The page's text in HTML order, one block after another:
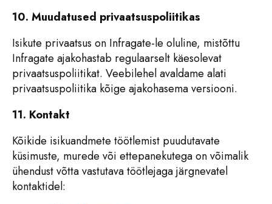
10. Muudatused privaatsuspoliitikas
Isikute privaatsus on Infragate-le oluline, mistõttu
Infragate ajakohastab regulaarselt käesolevat
privaatsuspoliitikat. Veebilehel avaldame alati
privaatsuspoliitika kõige ajakohasema versiooni.
11. Kontakt
Kõikide isikuandmete töötlemist puudutavate
küsimuste, murede või ettepanekutega on võimalik
ühendust võtta vastutava töötlejaga järgnevatel
kontaktidel: